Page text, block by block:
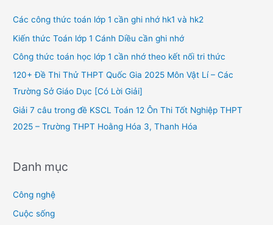
h
f
o
Các công thức toán lớp 1 cần ghi nhớ hk1 và hk2
Kiến thức Toán lớp 1 Cánh Diều cần ghi nhớ
Công thức toán học lớp 1 cần nhớ theo kết nối tri thức
120+ Đề Thi Thử THPT Quốc Gia 2025 Môn Vật Lí – Các
Trường Sở Giáo Dục [Có Lời Giải]
Giải 7 câu trong đề KSCL Toán 12 Ôn Thi Tốt Nghiệp THPT
2025 – Trường THPT Hoằng Hóa 3, Thanh Hóa
Danh mục
Công nghệ
Cuộc sống